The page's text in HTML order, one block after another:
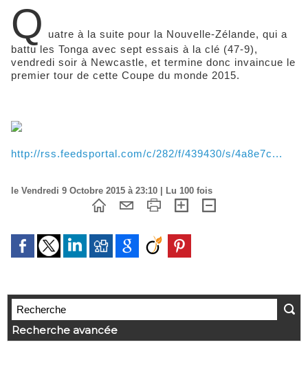
Q
uatre à la suite pour la Nouvelle-Zélande, qui a
battu les Tonga avec sept essais à la clé (47-9),
vendredi soir à Newcastle, et termine donc invaincue le
premier tour de cette Coupe du monde 2015.
http://rss.feedsportal.com/c/282/f/439430/s/4a8e7c...
le Vendredi 9 Octobre 2015 à 23:10 | Lu 100 fois
Recherche avancée